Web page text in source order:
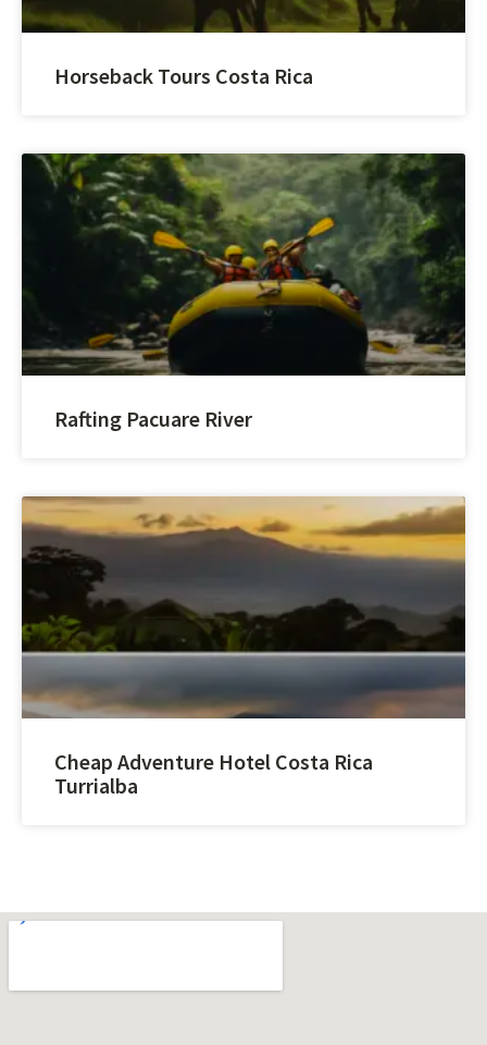
Horseback Tours Costa Rica
Rafting Pacuare River
Cheap Adventure Hotel Costa Rica
Turrialba